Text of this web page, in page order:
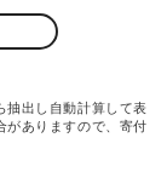
抽出し自動計算して表
がありますので、寄付